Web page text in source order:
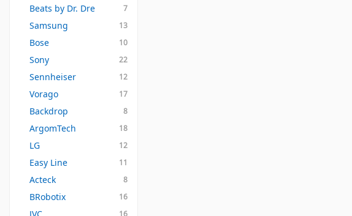
Beats by Dr. Dre 7
Samsung 13
Bose 10
Sony 22
Sennheiser 12
Vorago 17
Backdrop 8
ArgomTech 18
LG 12
Easy Line 11
Acteck 8
BRobotix 16
16